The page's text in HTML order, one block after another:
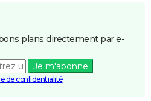
plans directement par e-
Je m'abonne
de confidentialité